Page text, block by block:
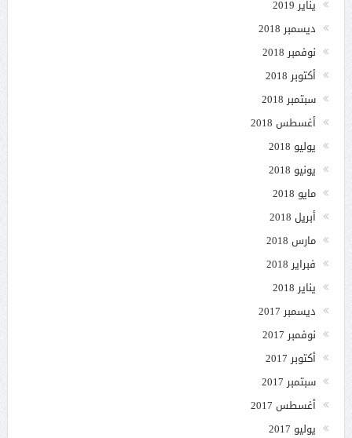
يناير 2019
ديسمبر 2018
نوفمبر 2018
أكتوبر 2018
سبتمبر 2018
أغسطس 2018
يوليو 2018
يونيو 2018
مايو 2018
أبريل 2018
مارس 2018
فبراير 2018
يناير 2018
ديسمبر 2017
نوفمبر 2017
أكتوبر 2017
سبتمبر 2017
أغسطس 2017
يوليو 2017